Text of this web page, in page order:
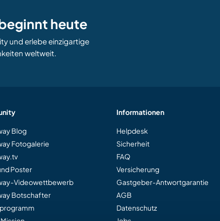
heute
und erlebe einzigartige
weltweit.
Blog
Fotogalerie
Poster
Videowettbewerb
Botschafter
Informationen
Helpdesk
Sicherheit
FAQ
Versicherung
Gastgeber-Antwortgarantie
AGB
Datenschutz